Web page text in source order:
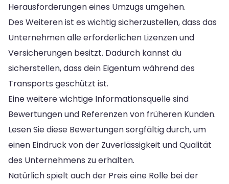
Herausforderungen eines Umzugs umgehen.
Des Weiteren ist es wichtig sicherzustellen, dass das
Unternehmen alle erforderlichen Lizenzen und
Versicherungen besitzt. Dadurch kannst du
sicherstellen, dass dein Eigentum während des
Transports geschützt ist.
Eine weitere wichtige Informationsquelle sind
Bewertungen und Referenzen von früheren Kunden.
Lesen Sie diese Bewertungen sorgfältig durch, um
einen Eindruck von der Zuverlässigkeit und Qualität
des Unternehmens zu erhalten.
Natürlich spielt auch der Preis eine Rolle bei der